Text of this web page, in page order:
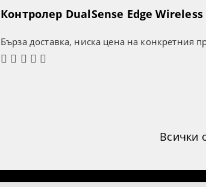
Контролер DualSense Edge
Бърза доставка, ниска цена на конкретния
Всички